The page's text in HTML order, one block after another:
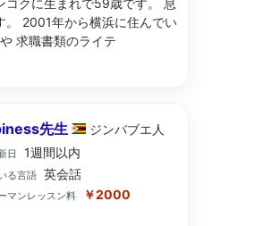
コクに生まれで59歳です。 息
。 2001年から横浜に住んでい
求職書類のライテ
先生 ジンバブエ 人
日 1週間以内
る言語 英会話
マンレッスン料 ￥2000